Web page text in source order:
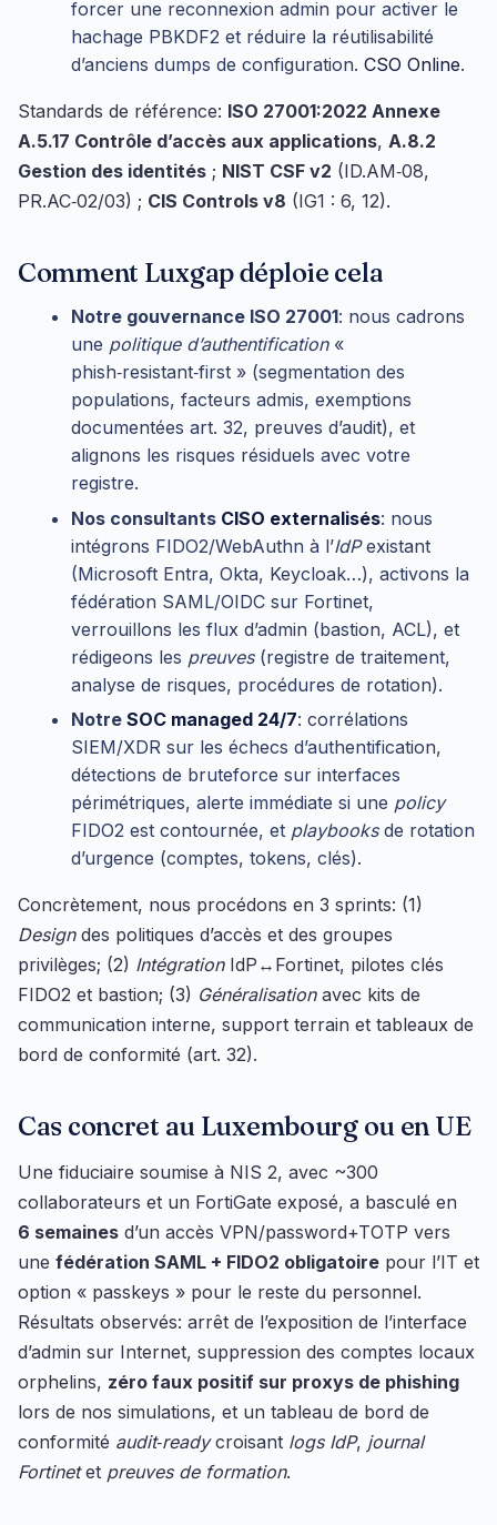
forcer une reconnexion admin pour activer le
hachage PBKDF2 et réduire la réutilisabilité
d’anciens dumps de configuration. CSO Online.
Standards de référence: ISO 27001:2022 Annexe
A.5.17 Contrôle d’accès aux applications, A.8.2
Gestion des identités ; NIST CSF v2 (ID.AM‑08,
PR.AC‑02/03) ; CIS Controls v8 (IG1 : 6, 12).
Comment Luxgap déploie cela
Notre gouvernance ISO 27001: nous cadrons
une politique d’authentification«
phish‑resistant‑first » (segmentation des
populations, facteurs admis, exemptions
documentées art. 32, preuves d’audit), et
alignons les risques résiduels avec votre
registre.
Nos consultants CISO externalisés: nous
intégrons FIDO2/WebAuthn à l’IdPexistant
(Microsoft Entra, Okta, Keycloak…), activons la
fédération SAML/OIDC sur Fortinet,
verrouillons les flux d’admin (bastion, ACL), et
rédigeons les preuves(registre de traitement,
analyse de risques, procédures de rotation).
Notre SOC managed 24/7: corrélations
SIEM/XDR sur les échecs d’authentification,
détections de bruteforce sur interfaces
périmétriques, alerte immédiate si une policy
FIDO2 est contournée, et playbooksde rotation
d’urgence (comptes, tokens, clés).
Concrètement, nous procédons en 3 sprints: (1)
Designdes politiques d’accès et des groupes
privilèges; (2) IntégrationIdP↔Fortinet, pilotes clés
FIDO2 et bastion; (3) Généralisationavec kits de
communication interne, support terrain et tableaux de
bord de conformité (art. 32).
Cas concret au Luxembourg ou en UE
Une fiduciaire soumise à NIS 2, avec ~300
collaborateurs et un FortiGate exposé, a basculé en
6 semaines d’un accès VPN/password+TOTP vers
une fédération SAML + FIDO2 obligatoire pour l’IT et
option « passkeys » pour le reste du personnel.
Résultats observés: arrêt de l’exposition de l’interface
d’admin sur Internet, suppression des comptes locaux
orphelins, zéro faux positif sur proxys de phishing
lors de nos simulations, et un tableau de bord de
conformité audit‑readycroisant logs IdP, journal
Fortinetet preuves de formation.